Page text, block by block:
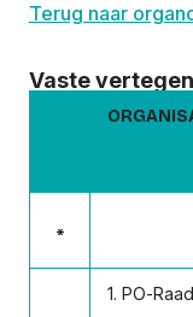
Terug naar
Vaste
*
1. PO-Raad